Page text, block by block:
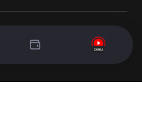
- Tasarım & Geliştirme :